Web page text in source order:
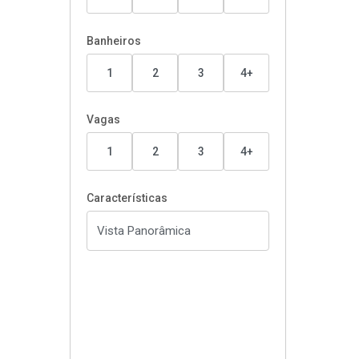
Banheiros
1 2 3 4+
Vagas
1 2 3 4+
Características